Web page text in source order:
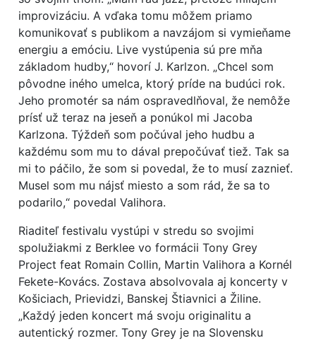
improvizáciu. A vďaka tomu môžem priamo
komunikovať s publikom a navzájom si vymieňame
energiu a emóciu. Live vystúpenia sú pre mňa
základom hudby,“ hovorí J. Karlzon. „Chcel som
pôvodne iného umelca, ktorý príde na budúci rok.
Jeho promotér sa nám ospravedlňoval, že nemôže
prísť už teraz na jeseň a ponúkol mi Jacoba
Karlzona. Týždeň som počúval jeho hudbu a
každému som mu to dával prepočúvať tiež. Tak sa
mi to páčilo, že som si povedal, že to musí zaznieť.
Musel som mu nájsť miesto a som rád, že sa to
podarilo,“ povedal Valihora.
Riaditeľ festivalu vystúpi v stredu so svojimi
spolužiakmi z Berklee vo formácii Tony Grey
Project feat Romain Collin, Martin Valihora a Kornél
Fekete-Kovács. Zostava absolvovala aj koncerty v
Košiciach, Prievidzi, Banskej Štiavnici a Žiline.
„Každý jeden koncert má svoju originalitu a
autentický rozmer. Tony Grey je na Slovensku